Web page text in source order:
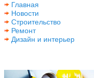
Главная
Новости
Строительство
Ремонт
Дизайн и интерьер